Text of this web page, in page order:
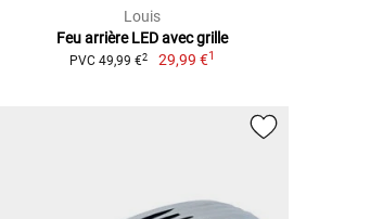
Louis
Feu arrière LED avec grille
PVC 49,99 €2 29,99 €1